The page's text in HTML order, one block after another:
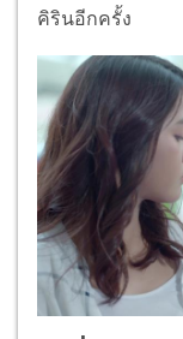
คิรินอีกครั้ง